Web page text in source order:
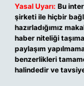
Yasal Uyarı: Bu
şirketi ile hiçbir
hazırladığımız
haber niteliği
paylaşım
benzerlikleri
halindedir ve